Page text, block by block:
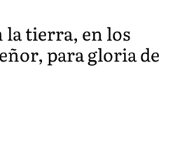
la tierra, en los
para gloria de